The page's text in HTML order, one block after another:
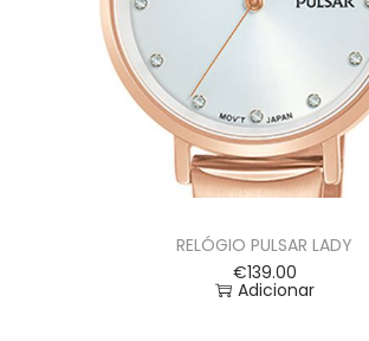
RELÓGIO PULSAR LADY
€139.00
Adicionar